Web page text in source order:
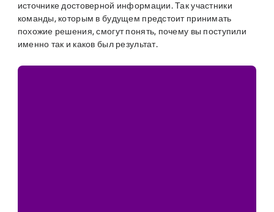
источнике достоверной информации. Так участники
команды, которым в будущем предстоит принимать
похожие решения, смогут понять, почему вы поступили
именно так и каков был результат.